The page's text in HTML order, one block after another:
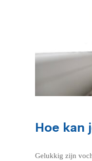
Hoe kan
Gelukkig zijn